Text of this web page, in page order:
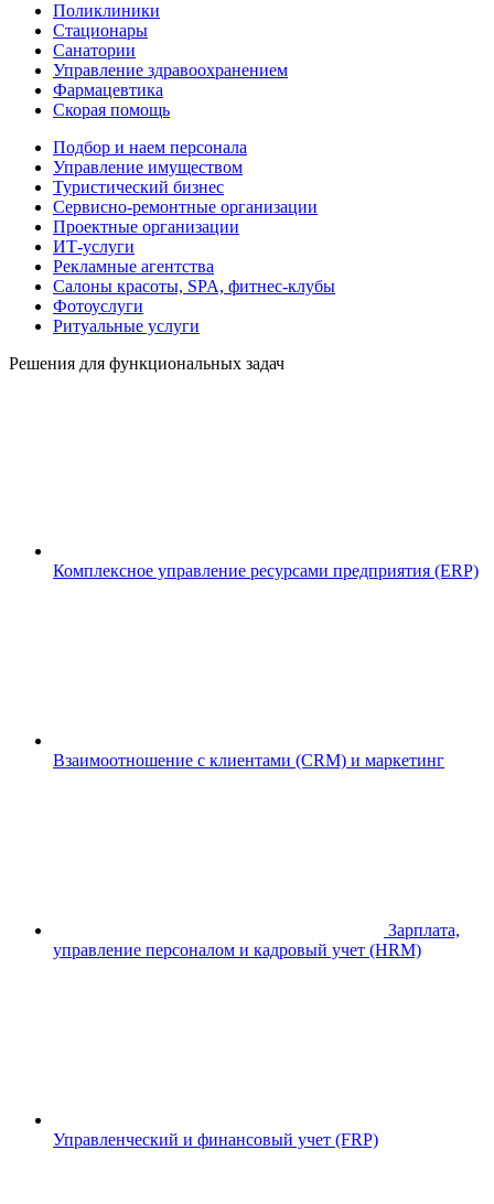
Поликлиники
Стационары
Санатории
Управление здравоохранением
Фармацевтика
Скорая помощь
Подбор и наем персонала
Управление имуществом
Туристический бизнес
Сервисно-ремонтные организации
Проектные организации
ИТ-услуги
Рекламные агентства
Салоны красоты, SPA, фитнес-клубы
Фотоуслуги
Ритуальные услуги
Решения для функциональных задач
Комплексное управление ресурсами предприятия (ERP)
Взаимоотношение с клиентами (CRM) и маркетинг
Зарплата,
управление персоналом и кадровый учет (HRM)
Управленческий и финансовый учет (FRP)